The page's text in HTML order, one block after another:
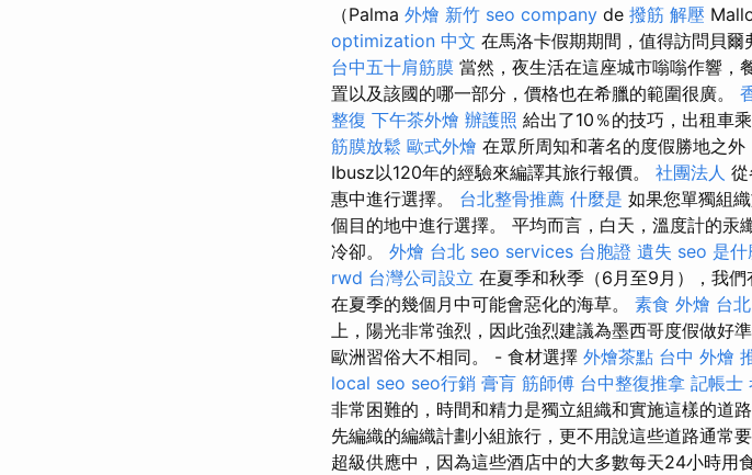
（Palma 外燴 新竹 seo company de 撥筋 解壓
optimization 中文 在馬洛卡假期期間，值得訪問貝爾
台中五十肩筋膜 當然，夜生活在這座城市嗡嗡作響，
置以及該國的哪一部分，價格也在希臘的範圍很廣。
整復 下午茶外燴 辦護照 給出了10％的技巧，出租車
筋膜放鬆 歐式外燴 在眾所周知和著名的度假勝地之
Ibusz以120年的經驗來編譯其旅行報價。 社團法人
惠中進行選擇。 台北整骨推薦 什麼是 如果您單獨組
個目的地中進行選擇。 平均而言，白天，溫度計的
冷卻。 外燴 台北 seo services 台胞證 遺失 seo 是什
rwd 台灣公司設立 在夏季和秋季（6月至9月），我
在夏季的幾個月中可能會惡化的海草。 素食 外燴 台北
上，陽光非常強烈，因此強烈建議為墨西哥度假做好
歐洲習俗大不相同。 - 食材選擇 外燴茶點 台中 外燴
local seo seo行銷 膏肓 筋師傅 台中整復推拿 記帳士
非常困難的，時間和精力是獨立組織和實施這樣的道路
先編織的編織計劃小組旅行，更不用說這些道路通常
超級供應中，因為這些酒店中的大多數每天24小時用